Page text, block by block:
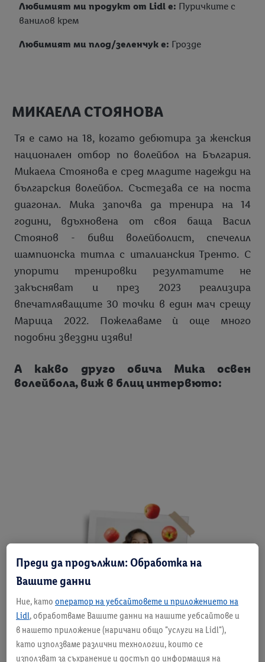
Любимият ми продукт от Lidl е: Пуричките с
ванилов крем
Любимият ми плод/зеленчук е: Грозде
МИКАЕЛА СТОЯНОВА
Тя е само на 18, когато дебютира за женския
национален отбор по волейбол на България.
Микаела Стоянова е сред младите надежди на
българския волейбол. Състезава се на поста
диагонал. Мика започва да тренира на 14
години, вдъхновена от своя баща Васил
Стоянов - бивш волейболист, спечелил
шампионска титла с италианския Тренто. С
упорити тренировки резултатите не
закъсняват и през 2023 реализира
впечатляващите 30 точки в един мач срещу
Марица 2022. Пожелаваме ѝ още много
подобни звездни изяви!
А какво друго обича Мика освен
волейбола, виж в блиц интервюто:
Преди да продължим: Обработка на
Вашите данни
Ние, като оператор на уебсайтовете и приложението на
Lidl, обработваме Вашите данни на нашите уебсайтове и
в нашето приложение (наричани общо "услуги на Lidl"),
като използваме различни технологии, които се
използват за съхранение и достъп до информация на